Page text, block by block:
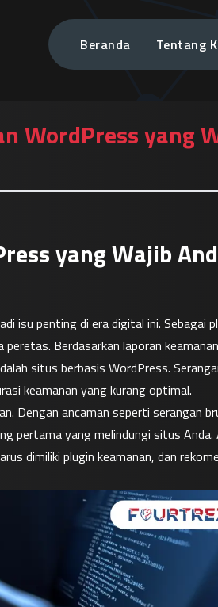
Beranda Tentang
WordPress yang
yang Wajib
isu penting di era digital ini. Sebagai
Berdasarkan laporan
situs berbasis WordPress.
keamanan yang kurang optimal.
Dengan ancaman seperti serangan
pertama yang melindungi situs Anda.
dimiliki plugin keamanan, dan